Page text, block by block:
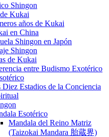
Shingon
Kukai
años de Kukai
en China
Shingon en Japón
Shingon
de Kukai
entre Budismo Exotérico
Diez Estadios de la Conciencia
Esotérico
Mandala del Reino Matriz
(Taizokai Mandara 胎蔵界)